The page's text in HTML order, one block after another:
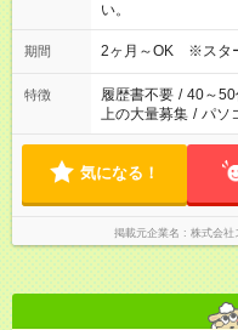
い。
期間 2ヶ月～OK ※スタ
特徴 履歴書不要 / 40～50
上の大量募集 / パソ
気になる！
掲載元企業名 株式会